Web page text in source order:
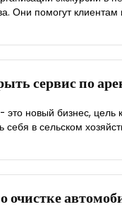
Они помогут
сервис по
это новый бизнес,
себя в сельском
очистке